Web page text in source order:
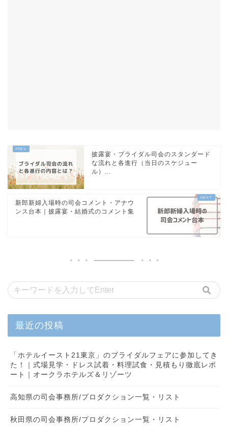
披露宴・ブライダル司会のスタンダード
な流れと各進行（当日のスケジュー
ル）...
新郎新婦入場時の司会コメント・アナウ
ンス台本｜披露宴・結婚式のコメント集
最近の投稿
「ホテルイースト21東京」のブライダルフェアに参加してき
た！｜式場見学・ドレス試着・料理試食・見積もり徹底レポ
ート｜オークラホテルズ＆リゾーツ
高知県の司会事務所/プロダクション一覧・リスト
秋田県の司会事務所/プロダクション一覧・リスト